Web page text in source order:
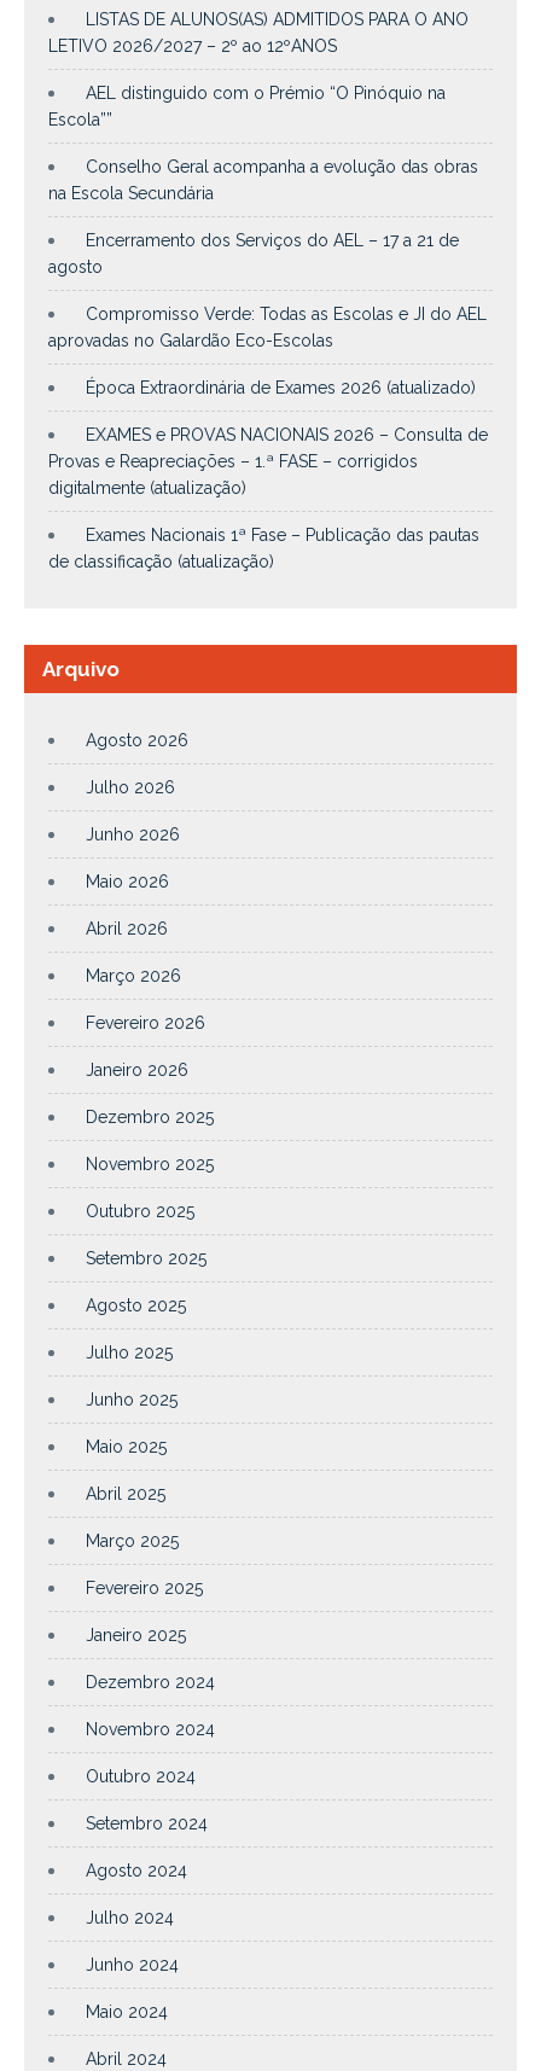
LISTAS DE ALUNOS(AS) ADMITIDOS PARA O ANO
LETIVO 2026/2027 – 2º ao 12ºANOS
AEL distinguido com o Prémio “O Pinóquio na
Escola””
Conselho Geral acompanha a evolução das obras
na Escola Secundária
Encerramento dos Serviços do AEL – 17 a 21 de
agosto
Compromisso Verde: Todas as Escolas e JI do AEL
aprovadas no Galardão Eco-Escolas
Época Extraordinária de Exames 2026 (atualizado)
EXAMES e PROVAS NACIONAIS 2026 – Consulta de
Provas e Reapreciações – 1.ª FASE – corrigidos
digitalmente (atualização)
Exames Nacionais 1ª Fase – Publicação das pautas
de classificação (atualização)
Arquivo
Agosto 2026
Julho 2026
Junho 2026
Maio 2026
Abril 2026
Março 2026
Fevereiro 2026
Janeiro 2026
Dezembro 2025
Novembro 2025
Outubro 2025
Setembro 2025
Agosto 2025
Julho 2025
Junho 2025
Maio 2025
Abril 2025
Março 2025
Fevereiro 2025
Janeiro 2025
Dezembro 2024
Novembro 2024
Outubro 2024
Setembro 2024
Agosto 2024
Julho 2024
Junho 2024
Maio 2024
Abril 2024